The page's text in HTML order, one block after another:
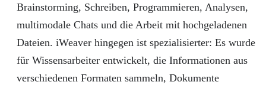
Brainstorming, Schreiben, Programmieren, Analysen,
multimodale Chats und die Arbeit mit hochgeladenen
Dateien. iWeaver hingegen ist spezialisierter: Es wurde
für Wissensarbeiter entwickelt, die Informationen aus
verschiedenen Formaten sammeln, Dokumente